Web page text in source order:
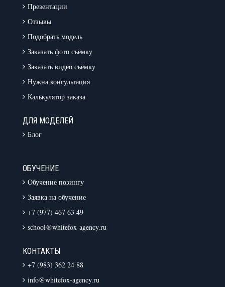
Презентации
Отзывы
Подобрать модель
Заказать фото съёмку
Заказать видео съёмку
Нужна консультация
Калькулятор заказа
ДЛЯ МОДЕЛЕЙ
Блог
ОБУЧЕНИЕ
Обучение позингу
Заявка на обучение
+7 (977) 467 63 49
school@whitefox-agency.ru
КОНТАКТЫ
+7 (983) 362 24 88
info@whitefox-agency.ru